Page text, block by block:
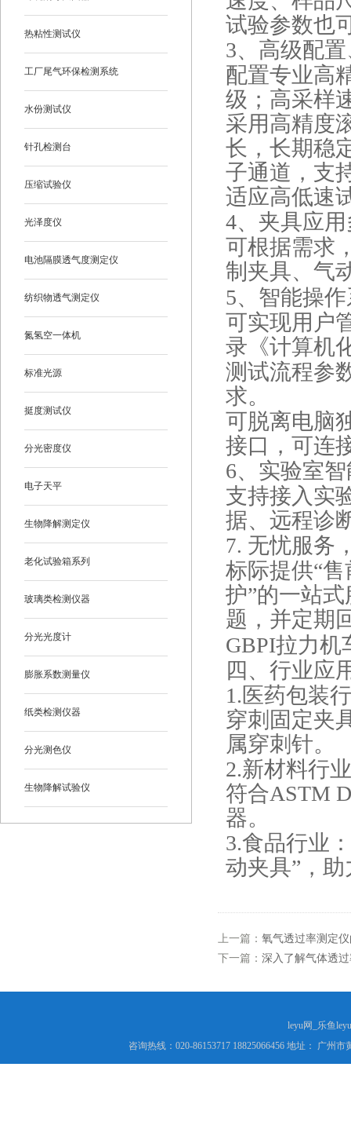
热粘性测试仪
工厂尾气环保检测系统
水份测试仪
针孔检测台
压缩试验仪
光泽度仪
电池隔膜透气度测定仪
纺织物透气测定仪
氮氢空一体机
标准光源
挺度测试仪
分光密度仪
电子天平
生物降解测定仪
老化试验箱系列
玻璃类检测仪器
分光光度计
膨胀系数测量仪
纸类检测仪器
分光测色仪
生物降解试验仪
试验参数也
3、 高级配
配置专业高
级；高采样
采用高精度
长，长期稳
子通道，支
适应高低速
4、 夹具应
可根据需求
制夹具、气
5、 智能操
可实现用户
录《计算机
测试流程参
求。
可脱离电脑
接口，可连
6、 实验室
支持接入实
据、远程诊
7. 无忧服务
标际提供“
护”的一站
题，并定期
GBPI拉力机
四、 行业应
1.医药包装
穿刺固定夹
属穿刺针。
2.新材料行
符合ASTM
器。
3.食品行业 ：
动夹具”，
上一篇： 氧气透过率测定
下一篇： 深入了解气体透
leyu网_乐鱼
咨询热线：020-86153717 18825066456 地址： 广州